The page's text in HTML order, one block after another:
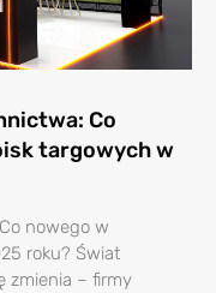
Co
targowych w
nowego w
roku? Świat
zmienia – firmy